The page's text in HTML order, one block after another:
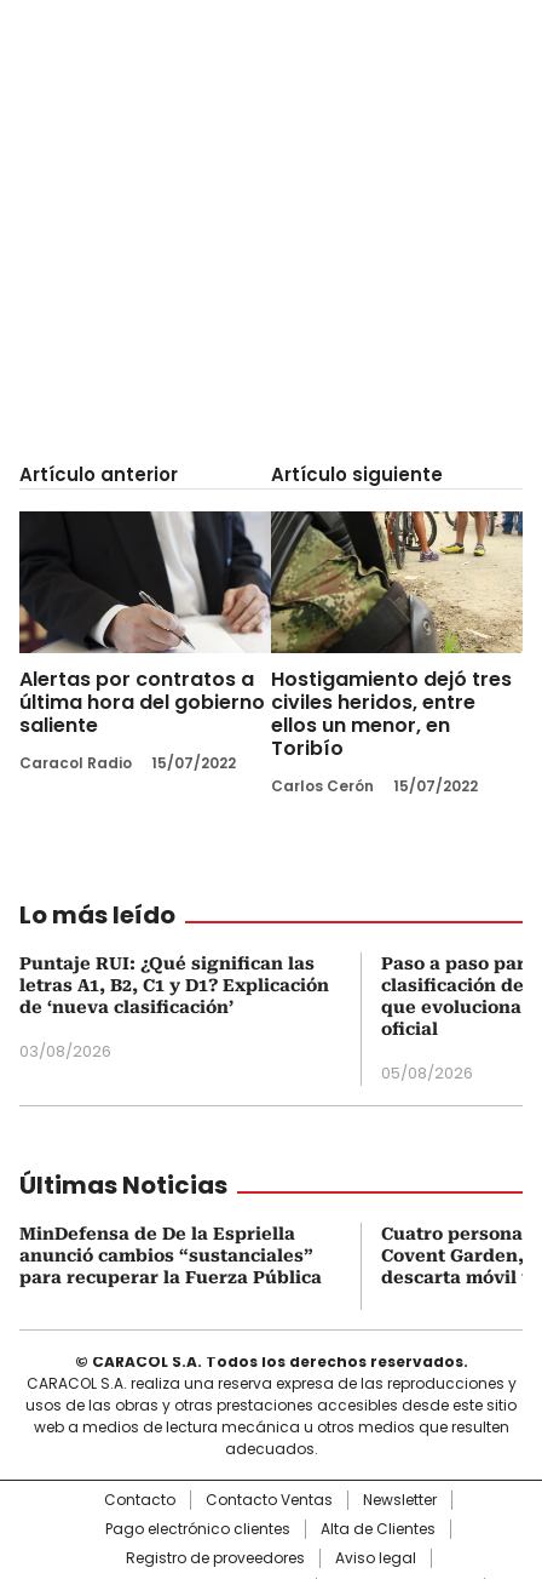
Artículo anterior
Alertas por contratos a
última hora del gobierno
saliente
Caracol Radio 15/07/2022
Artículo siguiente
Hostigamiento dejó tres
civiles heridos, entre
ellos un menor, en
Toribío
Carlos Cerón 15/07/2022
Lo más leído
Puntaje RUI: ¿Qué significan las
letras A1, B2, C1 y D1? Explicación
de ‘nueva clasificación’
03/08/2026
Paso a paso
clasificación del
que evoluciona
oficial
05/08/2026
Últimas Noticias
MinDefensa de De la Espriella
anunció cambios “sustanciales”
para recuperar la Fuerza Pública
Cuatro personas
Covent Garden,
descarta móvil
© CARACOL S.A. Todos los derechos reservados.
CARACOL S.A. realiza una reserva expresa de las reproducciones y
usos de las obras y otras prestaciones accesibles desde este sitio
web a medios de lectura mecánica u otros medios que resulten
adecuados.
Contacto Contacto Ventas
Newsletter
Pago electrónico clientes
Alta de Clientes
Registro de proveedores
Aviso legal